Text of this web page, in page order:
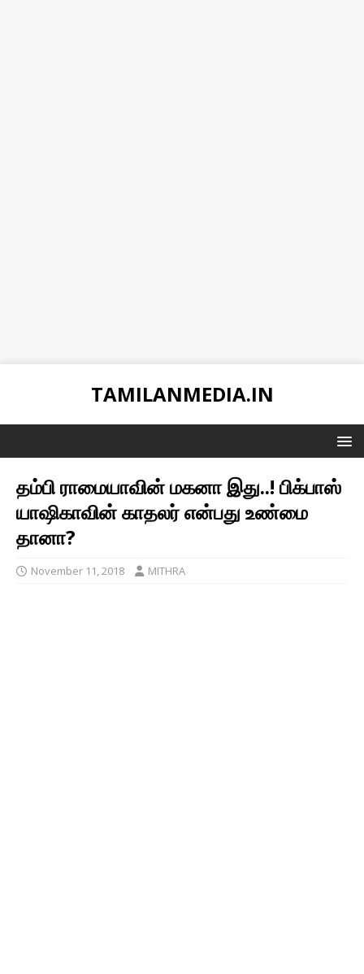
TAMILANMEDIA.IN
தம்பி ராமையாவின் மகனா இது..! பிக்பாஸ்
யாஷிகாவின் காதலர் என்பது உண்மை
தானா?
November 11, 2018 MITHRA